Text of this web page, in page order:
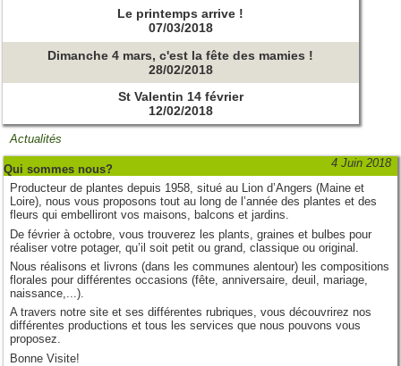
Le printemps arrive !
07/03/2018
Dimanche 4 mars, c'est la fête des mamies !
28/02/2018
St Valentin 14 février
12/02/2018
Actualités
4 Juin 2018
Qui sommes nous?
Producteur de plantes depuis 1958, situé au Lion d’Angers (Maine et
Loire), nous vous proposons tout au long de l’année des plantes et des
fleurs qui embelliront vos maisons, balcons et jardins.
De février à octobre, vous trouverez les plants, graines et bulbes pour
réaliser votre potager, qu’il soit petit ou grand, classique ou original.
Nous réalisons et livrons (dans les communes alentour) les compositions
florales pour différentes occasions (fête, anniversaire, deuil, mariage,
naissance,...).
A travers notre site et ses différentes rubriques, vous découvrirez nos
différentes productions et tous les services que nous pouvons vous
proposez.
Bonne Visite!